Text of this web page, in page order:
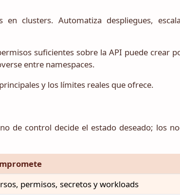
clusters. Automatiza despliegues,
suficientes sobre la API puede crear
entre namespaces.
y los límites reales que ofrece.
de control decide el estado deseado; los
permisos, secretos y workloads